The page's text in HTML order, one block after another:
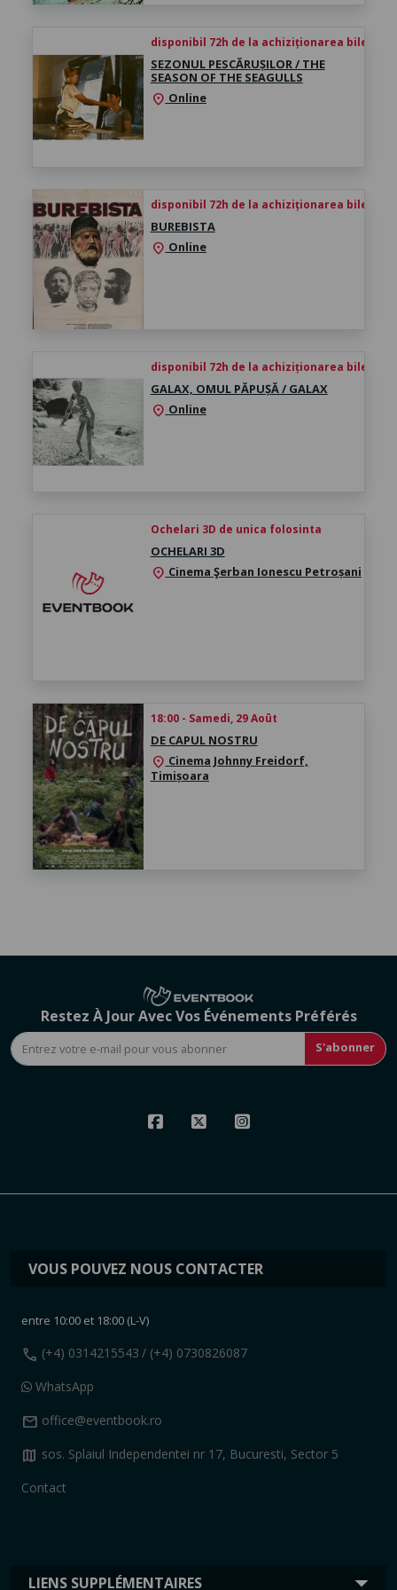
disponibil 72h de la achiziționarea biletului
SEZONUL PESCĂRUȘILOR / THE
SEASON OF THE SEAGULLS
location_on Online
disponibil 72h de la achiziționarea biletului
BUREBISTA
location_on Online
disponibil 72h de la achiziționarea biletului
GALAX, OMUL PĂPUȘĂ / GALAX
location_on Online
Ochelari 3D de unica folosinta
OCHELARI 3D
location_on Cinema Şerban Ionescu Petroșani
18:00 - Samedi, 29 Août
DE CAPUL NOSTRU
location_on Cinema Johnny Freidorf,
Timișoara
Restez À Jour Avec Vos Événements Préférés
S'abonner
LIENS SUPPLÉMENTAIRES
VOUS POUVEZ NOUS CONTACTER
entre 10:00 et 18:00 (L-V)
call (+4) 0314215543 / (+4) 0730826087
WhatsApp
mail office@eventbook.ro
map sos. Splaiul Independentei nr 17, Bucuresti, Sector 5
Contact